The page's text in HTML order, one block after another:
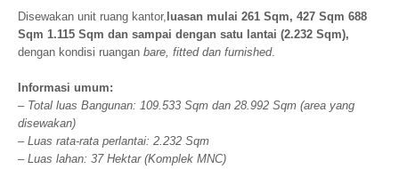
Disewakan unit ruang kantor, luasan mulai 261 Sqm, 427 Sqm 688
Sqm 1.115 Sqm dan sampai dengan satu lantai (2.232 Sqm),
dengan kondisi ruangan bare, fitted dan furnished.
Informasi umum:
– Total luas Bangunan: 109.533 Sqm dan 28.992 Sqm (area yang
disewakan)
– Luas rata-rata perlantai: 2.232 Sqm
– Luas lahan: 37 Hektar (Komplek MNC)